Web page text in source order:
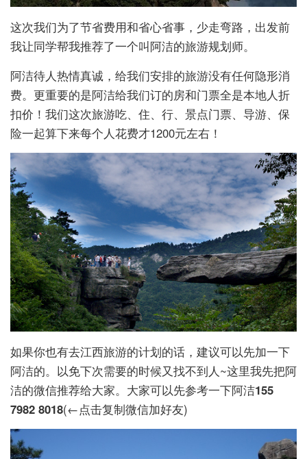
这次我们为了节省费用和省心省事，少走弯路，出发前
我让同学帮我推荐了一个叫阿洁的旅游规划师。
阿洁待人热情真诚，给我们安排的旅游没有任何隐形消
费。更重要的是阿洁给我们订的房和门票全是本地人折
扣价！我们这次旅游吃、住、行、景点门票、导游、保
险一起算下来每个人花费才1200元左右！
如果你也有去江西旅游的计划的话，建议可以先加一下
阿洁的。以免下次需要的时候又找不到人~这里我先把阿
洁的微信推荐给大家。大家可以先参考一下阿洁155
7982 8018(←点击复制微信加好友)